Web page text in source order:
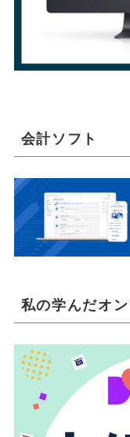
会計ソフト
私の学んだオ